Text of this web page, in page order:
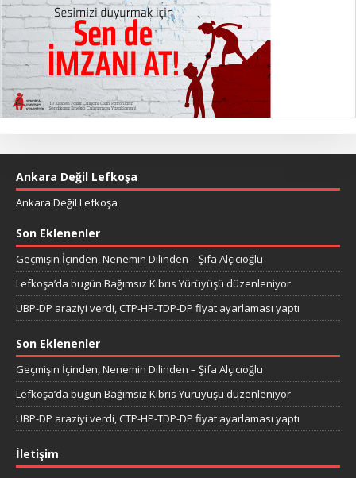
Ankara Değil Lefkoşa
Ankara Değil Lefkoşa
Son Eklenenler
Geçmişin İçinden, Nenemin Dilinden – Şifa Alçıcıoğlu
Lefkoşa’da bugün Bağımsız Kıbrıs Yürüyüşü düzenleniyor
UBP-DP araziyi verdi, CTP-HP-TDP-DP fiyat ayarlaması yaptı
Son Eklenenler
Geçmişin İçinden, Nenemin Dilinden – Şifa Alçıcıoğlu
Lefkoşa’da bugün Bağımsız Kıbrıs Yürüyüşü düzenleniyor
UBP-DP araziyi verdi, CTP-HP-TDP-DP fiyat ayarlaması yaptı
İletişim